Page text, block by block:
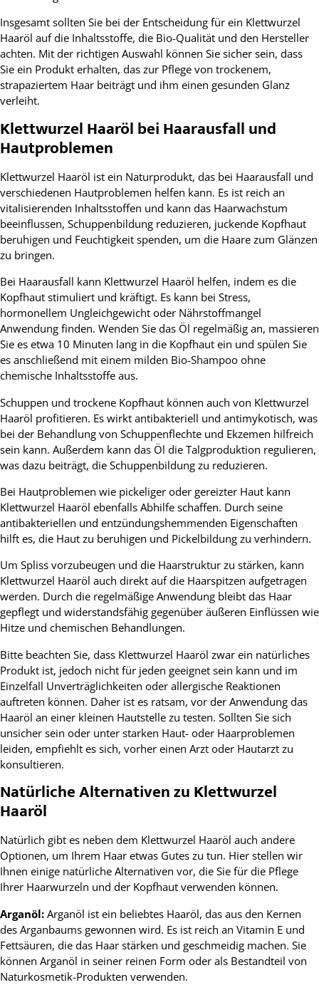
Insgesamt sollten Sie bei der Entscheidung für ein Klettwurzel
Haaröl auf die Inhaltsstoffe, die Bio-Qualität und den Hersteller
achten. Mit der richtigen Auswahl können Sie sicher sein, dass
Sie ein Produkt erhalten, das zur Pflege von trockenem,
strapaziertem Haar beiträgt und ihm einen gesunden Glanz
verleiht.
Klettwurzel Haaröl bei Haarausfall und
Hautproblemen
Klettwurzel Haaröl ist ein Naturprodukt, das bei Haarausfall und
verschiedenen Hautproblemen helfen kann. Es ist reich an
vitalisierenden Inhaltsstoffen und kann das Haarwachstum
beeinflussen, Schuppenbildung reduzieren, juckende Kopfhaut
beruhigen und Feuchtigkeit spenden, um die Haare zum Glänzen
zu bringen.
Bei Haarausfall kann Klettwurzel Haaröl helfen, indem es die
Kopfhaut stimuliert und kräftigt. Es kann bei Stress,
hormonellem Ungleichgewicht oder Nährstoffmangel
Anwendung finden. Wenden Sie das Öl regelmäßig an, massieren
Sie es etwa 10 Minuten lang in die Kopfhaut ein und spülen Sie
es anschließend mit einem milden Bio-Shampoo ohne
chemische Inhaltsstoffe aus.
Schuppen und trockene Kopfhaut können auch von Klettwurzel
Haaröl profitieren. Es wirkt antibakteriell und antimykotisch, was
bei der Behandlung von Schuppenflechte und Ekzemen hilfreich
sein kann. Außerdem kann das Öl die Talgproduktion regulieren,
was dazu beiträgt, die Schuppenbildung zu reduzieren.
Bei Hautproblemen wie pickeliger oder gereizter Haut kann
Klettwurzel Haaröl ebenfalls Abhilfe schaffen. Durch seine
antibakteriellen und entzündungshemmenden Eigenschaften
hilft es, die Haut zu beruhigen und Pickelbildung zu verhindern.
Um Spliss vorzubeugen und die Haarstruktur zu stärken, kann
Klettwurzel Haaröl auch direkt auf die Haarspitzen aufgetragen
werden. Durch die regelmäßige Anwendung bleibt das Haar
gepflegt und widerstandsfähig gegenüber äußeren Einflüssen wie
Hitze und chemischen Behandlungen.
Bitte beachten Sie, dass Klettwurzel Haaröl zwar ein natürliches
Produkt ist, jedoch nicht für jeden geeignet sein kann und im
Einzelfall Unverträglichkeiten oder allergische Reaktionen
auftreten können. Daher ist es ratsam, vor der Anwendung das
Haaröl an einer kleinen Hautstelle zu testen. Sollten Sie sich
unsicher sein oder unter starken Haut- oder Haarproblemen
leiden, empfiehlt es sich, vorher einen Arzt oder Hautarzt zu
konsultieren.
Natürliche Alternativen zu Klettwurzel
Haaröl
Natürlich gibt es neben dem Klettwurzel Haaröl auch andere
Optionen, um Ihrem Haar etwas Gutes zu tun. Hier stellen wir
Ihnen einige natürliche Alternativen vor, die Sie für die Pflege
Ihrer Haarwurzeln und der Kopfhaut verwenden können.
Arganöl: Arganöl ist ein beliebtes Haaröl, das aus den Kernen
des Arganbaums gewonnen wird. Es ist reich an Vitamin E und
Fettsäuren, die das Haar stärken und geschmeidig machen. Sie
können Arganöl in seiner reinen Form oder als Bestandteil von
Naturkosmetik-Produkten verwenden.